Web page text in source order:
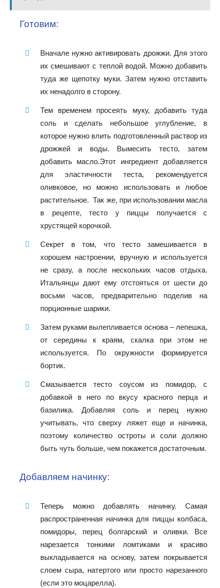
Готовим:
Вначале нужно активировать дрожжи. Для этого
их смешивают с теплой водой. Можно добавить
туда же щепотку муки. Затем нужно отставить
их ненадолго в сторону.
Тем временем просеять муку, добавить туда
соль и сделать небольшое углубление, в
которое нужно влить подготовленный раствор из
дрожжей и воды. Вымесить тесто, затем
добавить масло.Этот ингредиент добавляется
для эластичности теста, рекомендуется
оливковое, но можно использовать и любое
растительное. Так же, при использовании масла
в рецепте, тесто у пиццы получается с
хрустящей корочкой.
Секрет в том, что тесто замешивается в
хорошем настроении, вручную и используется
не сразу, а после нескольких часов отдыха.
Итальянцы дают ему отстояться от шести до
восьми часов, предварительно поделив на
порционные шарики.
Затем руками вылепливается основа – лепешка,
от середины к краям, скалка при этом не
используется. По окружности формируется
бортик.
Смазывается тесто соусом из помидор, с
добавкой в него по вкусу красного перца и
базилика. Добавляя соль и перец нужно
учитывать, что сверху ляжет еще и начинка,
поэтому количество остроты и соли должно
быть чуть больше, чем покажется достаточным.
Добавляем начинку:
Теперь можно добавлять начинку. Самая
распространенная начинка для пиццы колбаса,
помидоры, перец болгарский и оливки. Все
нарезается тонкими ломтиками и красиво
выкладывается на основу, затем покрывается
слоем сыра, натертого или просто нарезанного
(если это моцарелла).